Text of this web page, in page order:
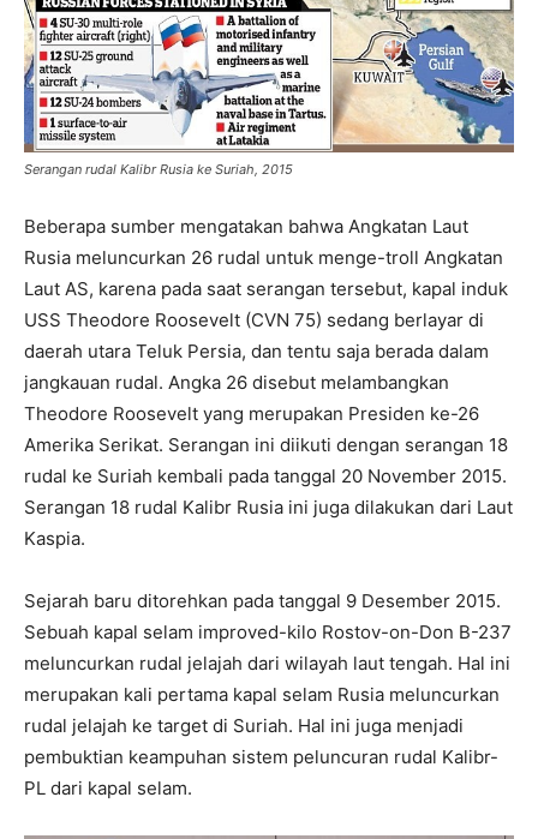
Serangan rudal Kalibr Rusia ke Suriah, 2015
Beberapa sumber mengatakan bahwa Angkatan Laut
Rusia meluncurkan 26 rudal untuk menge-troll Angkatan
Laut AS, karena pada saat serangan tersebut, kapal induk
USS Theodore Roosevelt (CVN 75) sedang berlayar di
daerah utara Teluk Persia, dan tentu saja berada dalam
jangkauan rudal. Angka 26 disebut melambangkan
Theodore Roosevelt yang merupakan Presiden ke-26
Amerika Serikat. Serangan ini diikuti dengan serangan 18
rudal ke Suriah kembali pada tanggal 20 November 2015.
Serangan 18 rudal Kalibr Rusia ini juga dilakukan dari Laut
Kaspia.
Sejarah baru ditorehkan pada tanggal 9 Desember 2015.
Sebuah kapal selam improved-kilo Rostov-on-Don B-237
meluncurkan rudal jelajah dari wilayah laut tengah. Hal ini
merupakan kali pertama kapal selam Rusia meluncurkan
rudal jelajah ke target di Suriah. Hal ini juga menjadi
pembuktian keampuhan sistem peluncuran rudal Kalibr-
PL dari kapal selam.